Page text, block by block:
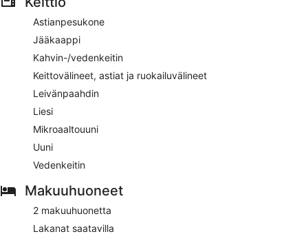
Astianpesukone
Jääkaappi
Kahvin-/vedenkeitin
Keittovälineet, astiat ja ruokailuvälineet
Leivänpaahdin
Liesi
Mikroaaltouuni
Uuni
Vedenkeitin
Makuuhuoneet
2 makuuhuonetta
Lakanat saatavilla